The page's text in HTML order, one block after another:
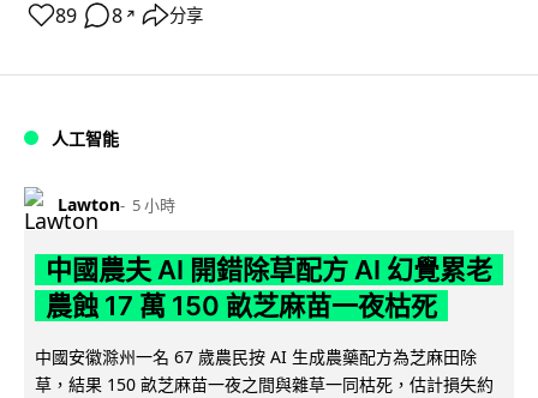
89 8 ↗ 分享
人工智能
Lawton 5 小時
中國農夫 AI 開錯除草配方 AI 幻覺累老
農蝕 17 萬 150 畝芝麻苗一夜枯死
中國安徽滁州一名 67 歲農民按 AI 生成農藥配方為芝麻田除
草，結果 150 畝芝麻苗一夜之間與雜草一同枯死，估計損失約